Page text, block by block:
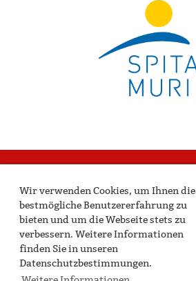
Wir verwenden Cookies, um Ihnen die
bestmögliche Benutzererfahrung zu
bieten und um die Webseite stets zu
verbessern. Weitere Informationen
finden Sie in unseren
Datenschutzbestimmungen.
Geschäftsstelle
Handball TV Muri